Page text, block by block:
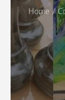
Home